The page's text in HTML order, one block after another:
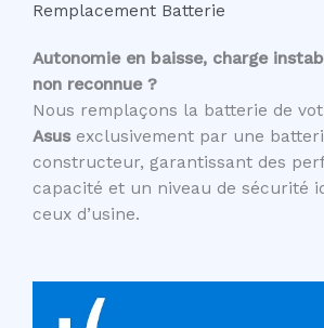
Remplacement Batterie
Autonomie en baisse, charge
non reconnue ?
Nous remplaçons la batterie de
Asusexclusivement par une
constructeur, garantissant des
capacité et un niveau de sécurité
ceux d’usine.